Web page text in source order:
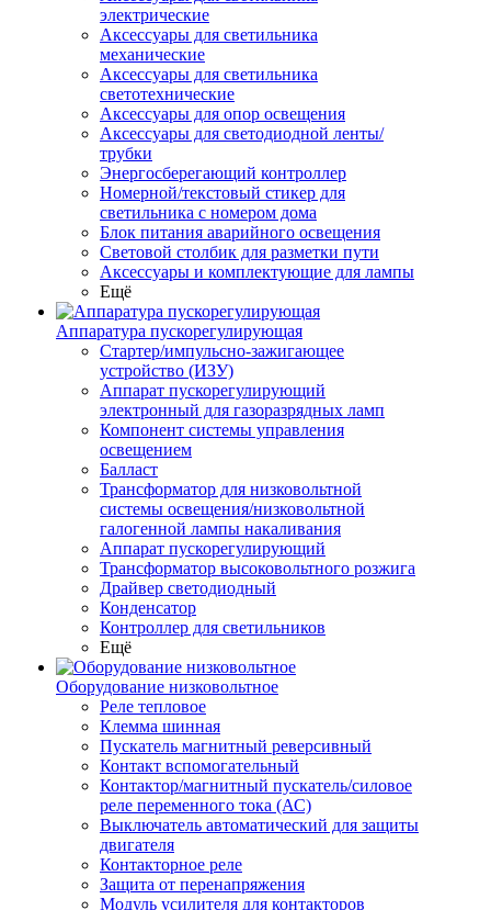
электрические
Аксессуары для светильника
механические
Аксессуары для светильника
светотехнические
Аксессуары для опор освещения
Аксессуары для светодиодной ленты/
трубки
Энергосберегающий контроллер
Номерной/текстовый стикер для
светильника с номером дома
Блок питания аварийного освещения
Световой столбик для разметки пути
Аксессуары и комплектующие для лампы
Ещё
Аппаратура пускорегулирующая
Стартер/импульсно-зажигающее
устройство (ИЗУ)
Аппарат пускорегулирующий
электронный для газоразрядных ламп
Компонент системы управления
освещением
Балласт
Трансформатор для низковольтной
системы освещения/низковольтной
галогенной лампы накаливания
Аппарат пускорегулирующий
Трансформатор высоковольтного розжига
Драйвер светодиодный
Конденсатор
Контроллер для светильников
Ещё
Оборудование низковольтное
Реле тепловое
Клемма шинная
Пускатель магнитный реверсивный
Контакт вспомогательный
Контактор/магнитный пускатель/силовое
реле переменного тока (АС)
Выключатель автоматический для защиты
двигателя
Контакторное реле
Защита от перенапряжения
Модуль усилителя для контакторов